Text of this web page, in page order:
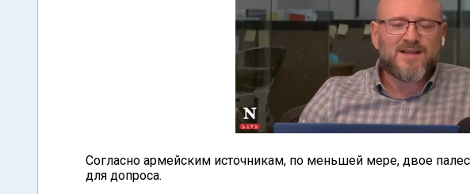
Согласно армейским источникам, по меньшей мере, двое
для допроса.